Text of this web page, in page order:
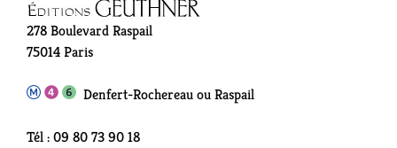
278 Boulevard Raspail
75014 Paris
Denfert-Rochereau ou Raspail
Tél : 09 80 73 90 18